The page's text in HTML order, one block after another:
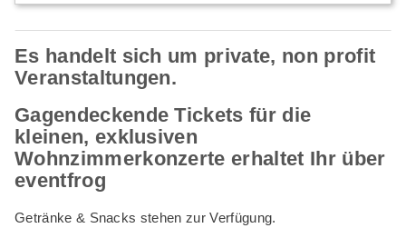
Es handelt sich um private, non profit
Veranstaltungen.
Gagendeckende Tickets für die
kleinen, exklusiven
Wohnzimmerkonzerte erhaltet Ihr über
eventfrog
Getränke & Snacks stehen zur Verfügung.